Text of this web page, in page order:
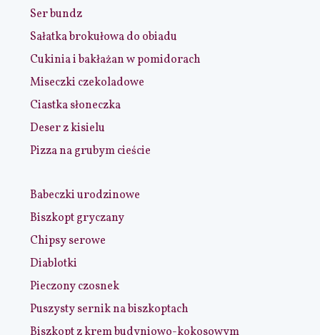
Ser bundz
Sałatka brokułowa do obiadu
Cukinia i bakłażan w pomidorach
Miseczki czekoladowe
Ciastka słoneczka
Deser z kisielu
Pizza na grubym cieście
Babeczki urodzinowe
Biszkopt gryczany
Chipsy serowe
Diablotki
Pieczony czosnek
Puszysty sernik na biszkoptach